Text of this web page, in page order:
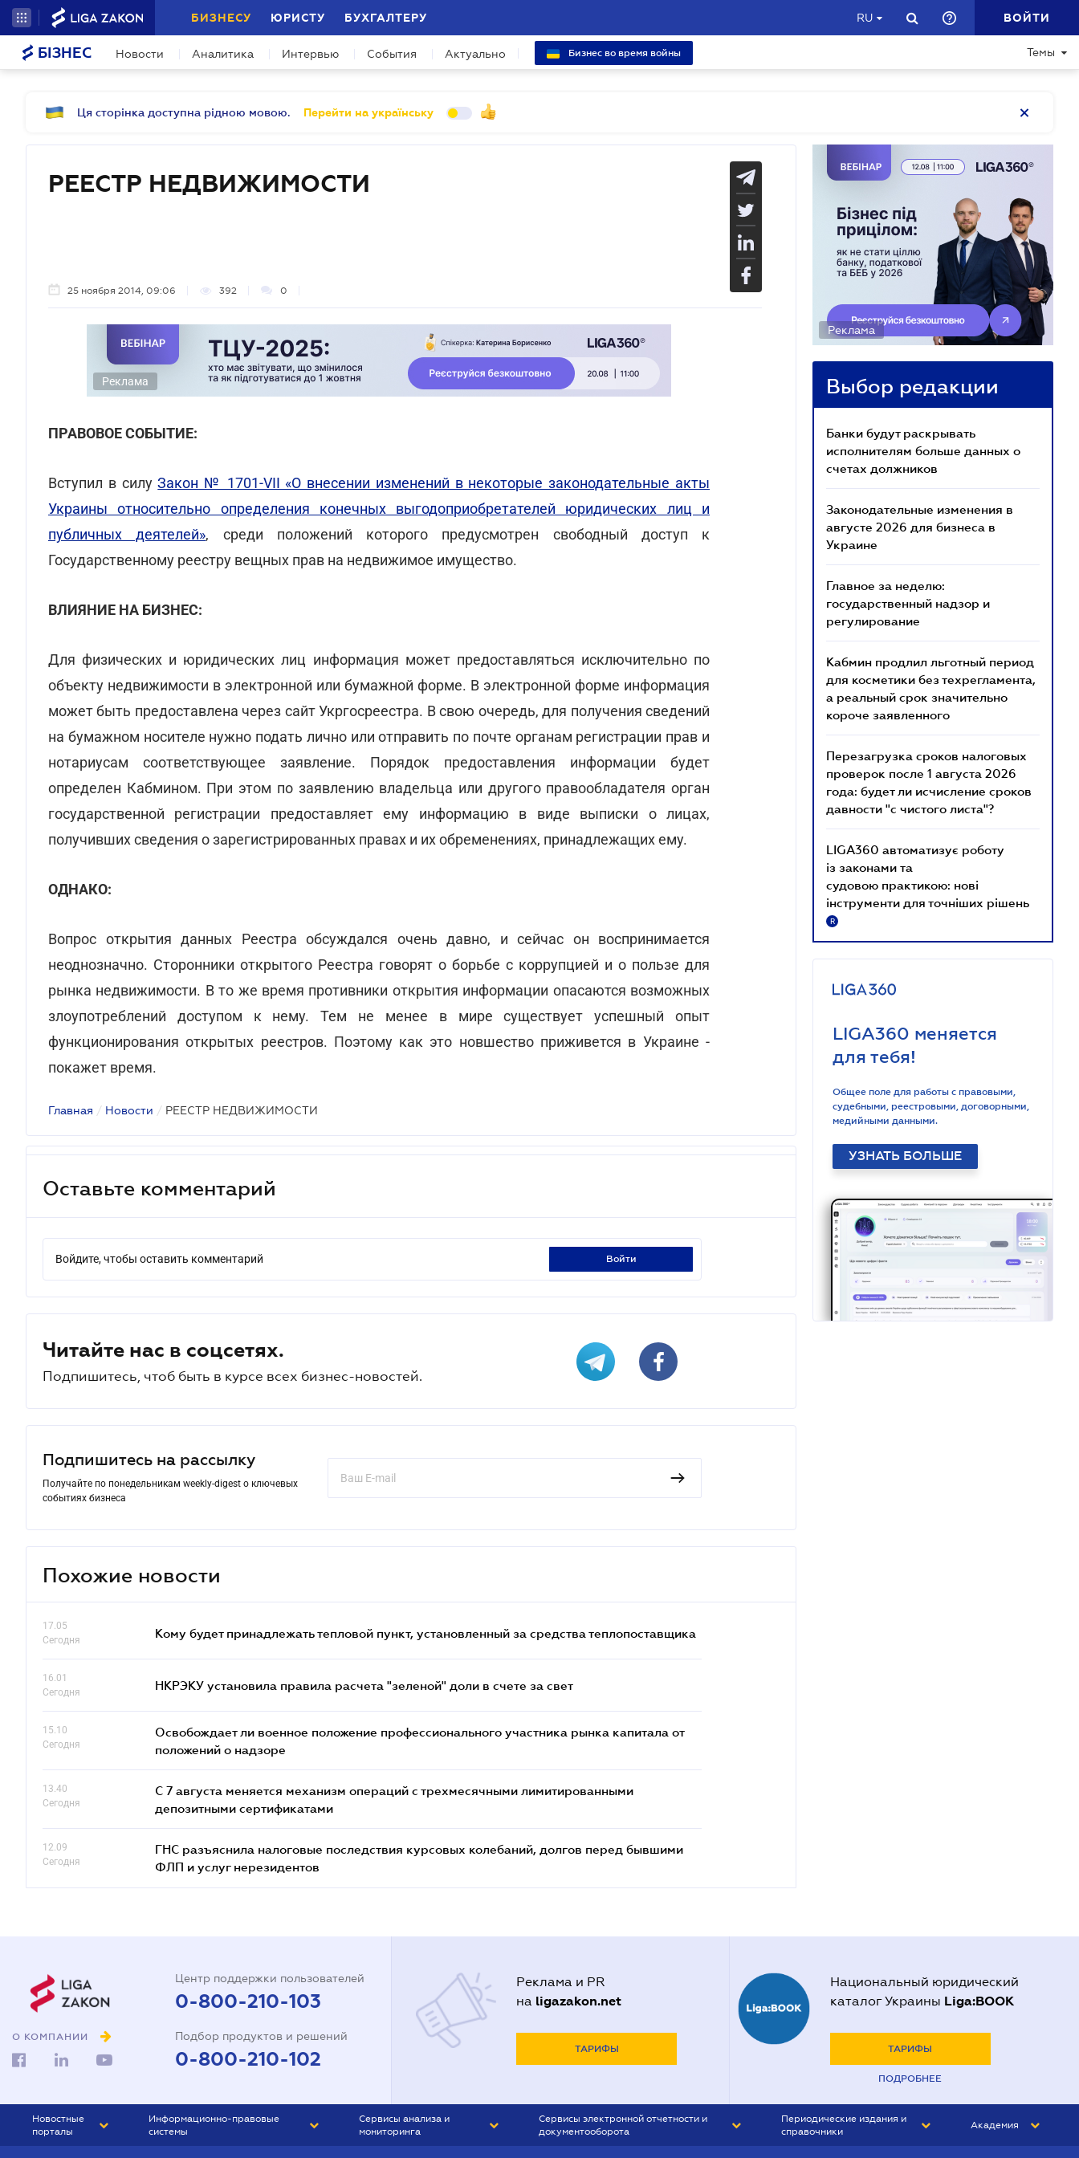
БИЗНЕСУ ЮРИСТУ БУХГАЛТЕРУ RU ВОЙТИ
БІЗНЕС Новости Аналитика Интервью События Актуально Бизнес во время войны Темы
Ця сторінка доступна рідною мовою. Перейти на українську
РЕЕСТР НЕДВИЖИМОСТИ
25 ноября 2014, 09:06 392 0
Реклама
ПРАВОВОЕ СОБЫТИЕ:
Вступил в силуЗакон № 1701-VII «О внесении изменений в некоторые законодательные акты
Украины относительно определения конечных выгодоприобретателей юридических лиц и
публичных деятелей», среди положений которого предусмотрен свободный доступ к
Государственному реестру вещных прав на недвижимое имущество.
ВЛИЯНИЕ НА БИЗНЕС:
Для физических и юридических лиц информация может предоставляться исключительно по
объекту недвижимости в электронной или бумажной форме. В электронной форме информация
может быть предоставлена через сайт Укргосреестра. В свою очередь, для получения сведений
на бумажном носителе нужно подать лично или отправить по почте органам регистрации прав и
нотариусам соответствующее заявление. Порядок предоставления информации будет
определен Кабмином. При этом по заявлению владельца или другого правообладателя орган
государственной регистрации предоставляет ему информацию в виде выписки о лицах,
получивших сведения о зарегистрированных правах и их обременениях, принадлежащих ему.
ОДНАКО:
Вопрос открытия данных Реестра обсуждался очень давно, и сейчас он воспринимается
неоднозначно. Сторонники открытого Реестра говорят о борьбе с коррупцией и о пользе для
рынка недвижимости. В то же время противники открытия информации опасаются возможных
злоупотреблений доступом к нему. Тем не менее в мире существует успешный опыт
функционирования открытых реестров. Поэтому как это новшество приживется в Украине -
покажет время.
Главная / Новости / РЕЕСТР НЕДВИЖИМОСТИ
Оставьте комментарий
Войдите, чтобы оставить комментарий войти
Читайте нас в соцсетях.
Подпишитесь, чтоб быть в курсе всех бизнес-новостей.
Подпишитесь на рассылку
Получайте по понедельникам weekly-digest о ключевых
событиях бизнеса
Похожие новости
17.05
Сегодня
Кому будет принадлежать тепловой пункт, установленный за средства теплопоставщика
16.01
Сегодня
НКРЭКУ установила правила расчета "зеленой" доли в счете за свет
15.10
Сегодня
Освобождает ли военное положение профессионального участника рынка капитала от
положений о надзоре
13.40
Сегодня
С 7 августа меняется механизм операций с трехмесячными лимитированными
депозитными сертификатами
12.09
Сегодня
ГНС разъяснила налоговые последствия курсовых колебаний, долгов перед бывшими
ФЛП и услуг нерезидентов
Реклама
Выбор редакции
Банки будут раскрывать
исполнителям больше данных о
счетах должников
Законодательные изменения в
августе 2026 для бизнеса в
Украине
Главное за неделю:
государственный надзор и
регулирование
Кабмин продлил льготный период
для косметики без техрегламента,
а реальный срок значительно
короче заявленного
Перезагрузка сроков налоговых
проверок после 1 августа 2026
года: будет ли исчисление сроков
давности "с чистого листа"?
LIGA360 автоматизує роботу
із законами та
судовою практикою: нові
інструменти для точніших рішень
R
LIGA360 меняется
для тебя!
Общее поле для работы с правовыми,
судебными, реестровыми, договорными,
медийными данными.
УЗНАТЬ БОЛЬШЕ
О КОМПАНИИ
Центр поддержки пользователей
0-800-210-103
Подбор продуктов и решений
0-800-210-102
Реклама и PR
на ligazakon.net
ТАРИФЫ
Национальный юридический
каталог Украины Liga:BOOK
ТАРИФЫ
ПОДРОБНЕЕ
Новостные
порталы
Информационно-правовые
системы
Сервисы анализа и
мониторинга
Сервисы электронной отчетности и
документооборота
Периодические издания и
справочники
Академия